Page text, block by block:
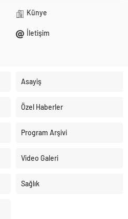
Künye
İletişim
Asayiş
Özel Haberler
Program Arşivi
Video Galeri
Sağlık